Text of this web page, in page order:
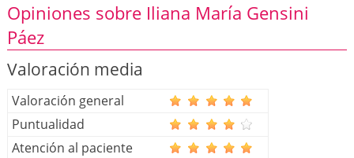
Opiniones sobre Iliana María Gensini
Páez
Valoración media
Valoración general
Puntualidad
Atención al paciente